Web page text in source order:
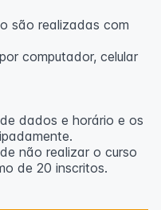
são realizadas com
computador, celular
dados e horário e os
não realizar o curso
de 20 inscritos.